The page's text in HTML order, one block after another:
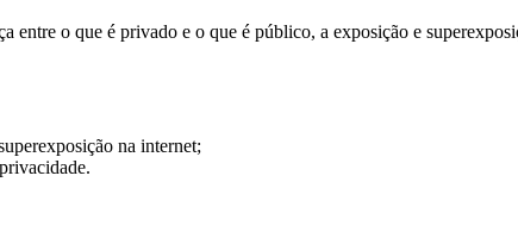
entre o que é privado e o que é público, a exposição e
na internet;